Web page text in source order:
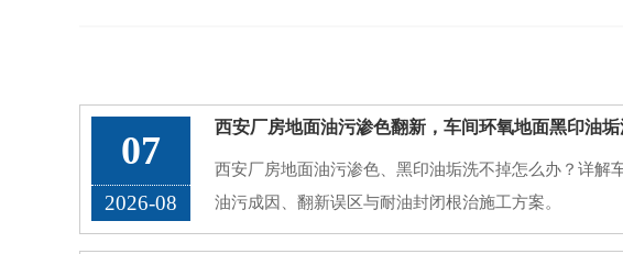
07
2026-08
西安厂房地面油污渗色、黑印油垢洗不掉怎么办？详解
油污成因、翻新误区与耐油封闭根治施工方案。